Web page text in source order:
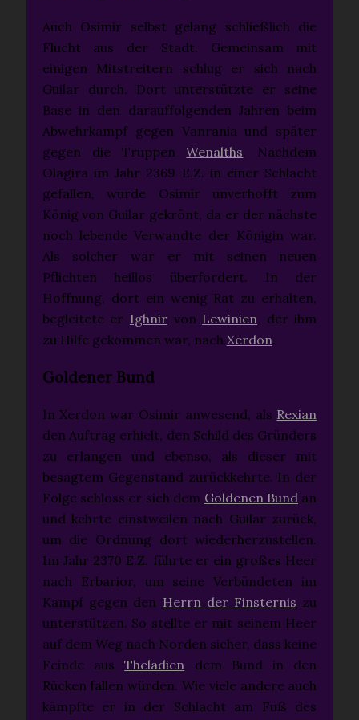
Auch Osimir selbst gelang schließlich die
Flucht aus der Stadt. Gemeinsam mit
einigen Mitstreitern schlug er sich nach
Guilar durch. Dort unterstützte er seine
Base in den darauffolgenden Jahren beim
Abwehrkampf gegen Vanrania und später
gegen die TruppenWenalths. Nachdem
Olagira im Jahr 2369 E.Z. in einer Schlacht
gefallen, wurde Osimir unverhofft zum
König von Guilar gekrönt, da er der nächste
noch lebende Verwandte der Königin war.
Als solcher war er mit seinen neuen
Pflichten heillos überfordert. In der
Hoffnung, dort ein wenig Rat zu erhalten,
begleitete er Ighnirvon Lewinien, der ihm
zu Hilfe gekommen war, nach Xerdon.
Goldener Bund
In Xerdon war Osimir anwesend, als Rexian
den Auftrag erhielt, den Schild des Gründers
zu erlangen und ebenso, als dieser mit
besagtem Gegenstand zurückkehrte. In der
Folge schloss er sich dem Goldenen Bund an
und kehrte einstweilen nach Guilar zurück,
um die Ordnung dort wiederherzustellen.
Im Jahr 2370 E.Z. führte er ein großes Heer
nach Erbarior, um seine Verbündeten im
Kampf gegen den Herrn der Finsternis zu
unterstützen. So stellte er mit seinem Heer
auf dem Weg nach Norden sicher, dass keine
Feinde ausTheladien dem Bund in den
Rücken fallen würden. Wie viele andere auch
kämpfte er in der Schlacht am Fuß des